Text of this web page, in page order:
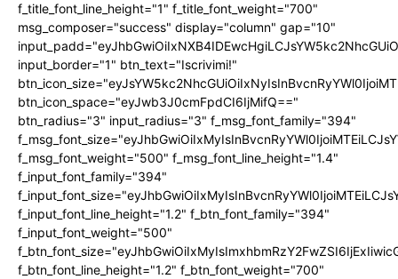
f_title_font_line_height="1" f_title_font_weight="700"
msg_composer="success" display="column" gap="10"
input_border="1" btn_text="Iscrivimi!"
btn_icon_space="eyJwb3J0cmFpdCI6IjMifQ=="
btn_radius="3" input_radius="3" f_msg_font_family="394"
f_msg_font_weight="500" f_msg_font_line_height="1.4"
f_input_font_family="394"
f_input_font_line_height="1.2" f_btn_font_family="394"
f_input_font_weight="500"
f_btn_font_line_height="1.2" f_btn_font_weight="700"